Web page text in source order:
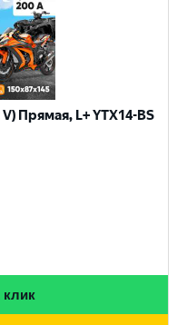
Прямая, L+ YTX14-BS
клик